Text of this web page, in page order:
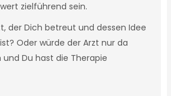
zielführend sein.
der Dich betreut und dessen Idee
Oder würde der Arzt nur da
und Du hast die Therapie